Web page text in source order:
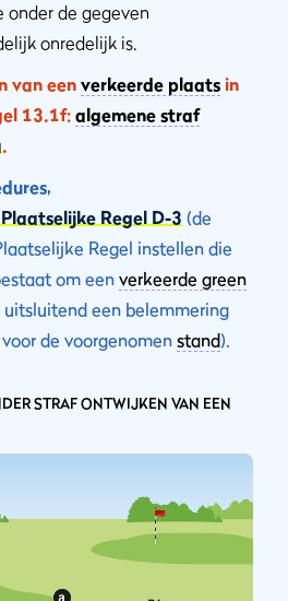
onder de gegeven
onredelijk is.
van eenverkeerde plaats in
13.1f: algemene straf
.
Regel D-3 (de
Regel instellen die
om een verkeerde green
een belemmering
de voorgenomen stand).
STRAF ONTWIJKEN VAN EEN